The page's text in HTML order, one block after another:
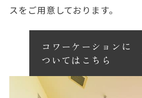
スをご用意しております。
コワーケーションに
ついてはこちら